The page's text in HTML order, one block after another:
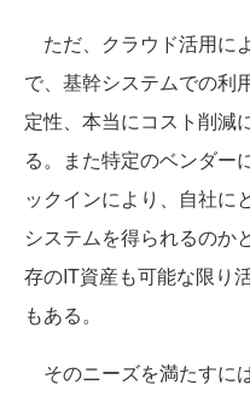
ただ、クラウド活用に
で、基幹システムでの利
定性、本当にコスト削減
る。また特定のベンダー
ックインにより、自社に
システムを得られるのか
存のIT資産も可能な限り
もある。
そのニーズを満たすに